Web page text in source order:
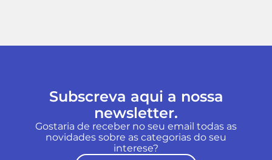
Subscreva aqui a nossa
newsletter.
Gostaria de receber no seu email todas as
novidades sobre as categorias do seu
interese?